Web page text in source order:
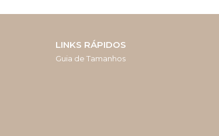
LINKS RÁPIDOS
Guia de Tamanhos